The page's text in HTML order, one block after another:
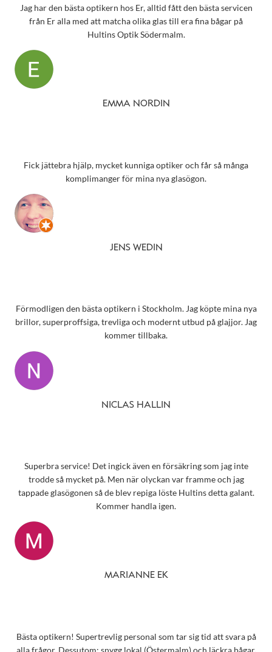
Jag har den bästa optikern hos Er, alltid fått den bästa servicen
från Er alla med att matcha olika glas till era fina bågar på
Hultins Optik Södermalm.
EMMA NORDIN
Fick jättebra hjälp, mycket kunniga optiker och får så många
komplimanger för mina nya glasögon.
JENS WEDIN
Förmodligen den bästa optikern i Stockholm. Jag köpte mina nya
brillor, superproffsiga, trevliga och modernt utbud på glajjor. Jag
kommer tillbaka.
NICLAS HALLIN
Superbra service! Det ingick även en försäkring som jag inte
trodde så mycket på. Men när olyckan var framme och jag
tappade glasögonen så de blev repiga löste Hultins detta galant.
Kommer handla igen.
MARIANNE EK
Bästa optikern! Supertrevlig personal som tar sig tid att svara på
alla frågor. Dessutom: snygg lokal (Östermalm) och läckra bågar.